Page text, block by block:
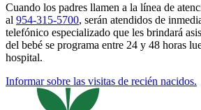
Cuando los padres llamen a la línea de
al 954-315-5700, serán atendidos de
telefónico especializado que les brindará
del bebé se programa entre 24 y 48 horas
hospital.
Informar sobre las visitas de recién nacidos.